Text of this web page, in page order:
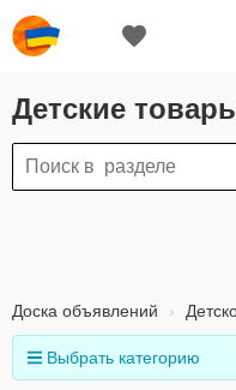
Детские
Доска объявлений
Выбрать категорию